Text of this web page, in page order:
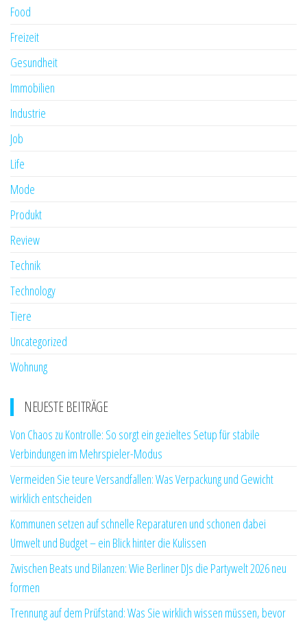
Food
Freizeit
Gesundheit
Immobilien
Industrie
Job
Life
Mode
Produkt
Review
Technik
Technology
Tiere
Uncategorized
Wohnung
NEUESTE BEITRÄGE
Von Chaos zu Kontrolle: So sorgt ein gezieltes Setup für stabile
Verbindungen im Mehrspieler-Modus
Vermeiden Sie teure Versandfallen: Was Verpackung und Gewicht
wirklich entscheiden
Kommunen setzen auf schnelle Reparaturen und schonen dabei
Umwelt und Budget – ein Blick hinter die Kulissen
Zwischen Beats und Bilanzen: Wie Berliner DJs die Partywelt 2026 neu
formen
Trennung auf dem Prüfstand: Was Sie wirklich wissen müssen, bevor